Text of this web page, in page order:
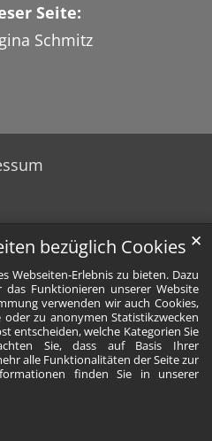
bezüglich Cookies
Webseiten-Erlebnis zu bieten. Dazu
Funktionieren unserer Website
verwenden wir auch Cookies,
zu anonymen Statistikzwecken
entscheiden, welche Kategorien Sie
Sie, dass auf Basis Ihrer
alle Funktionalitäten der Seite zur
finden Sie in unserer
✕
Seite:
Schmitz